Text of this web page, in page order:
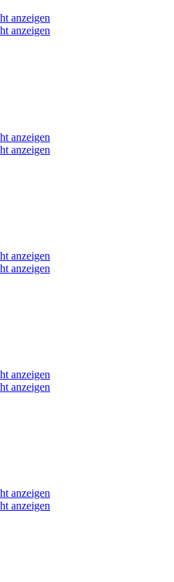
anzeigen
anzeigen
anzeigen
anzeigen
anzeigen
anzeigen
anzeigen
anzeigen
anzeigen
anzeigen